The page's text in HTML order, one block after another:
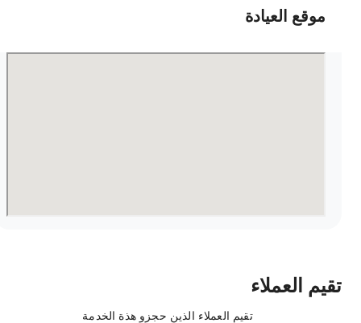
موقع العيادة
العملاء
تقيم العملاء الذين حجزو هذة الخدمة